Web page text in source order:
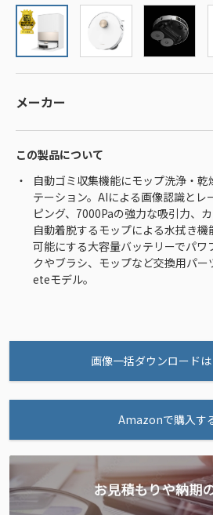
メーカー
この製品について
自動ゴミ収集機能にモップ洗浄・
テーション。AIによる画像認識とレ
ピング、7000Paの強力な吸引力、
自動着脱するモップによる水拭き
可能にする大容量バッテリーでパワ
クやブラシ、モップなど交換用パ
eteモデル。
画像一括ダウンロード
Amazonで購入す